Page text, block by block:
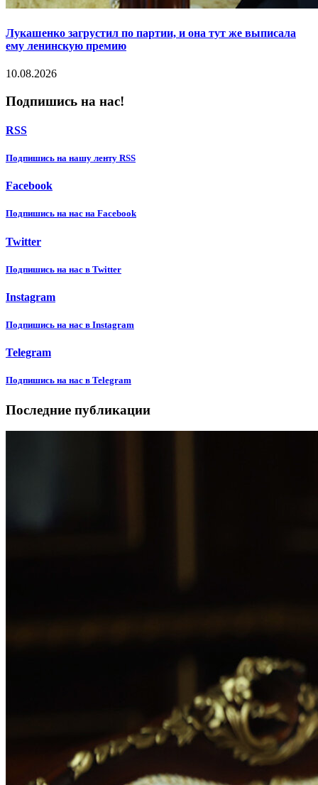
Лукашенко загрустил по партии, и она тут же выписала
ему ленинскую премию
10.08.2026
Подпишись на нас!
RSS
Подпишиcь на нашу ленту RSS
Facebook
Подпишиcь на нас на Facebook
Twitter
Подпишиcь на нас в Twitter
Instagram
Подпишиcь на нас в Instagram
Telegram
Подпишиcь на нас в Telegram
Последние публикации